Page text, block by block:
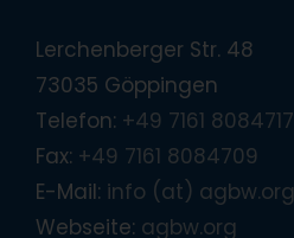
Lerchenberger Str. 48
73035 Göppingen
Telefon: +49 7161 8084717
Fax: +49 7161 8084709
E-Mail: info (at) agbw.org
Webseite: agbw.org